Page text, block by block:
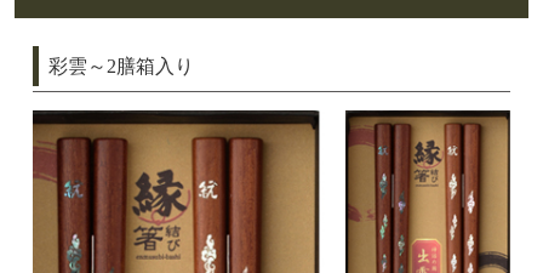
彩雲～2膳箱入り